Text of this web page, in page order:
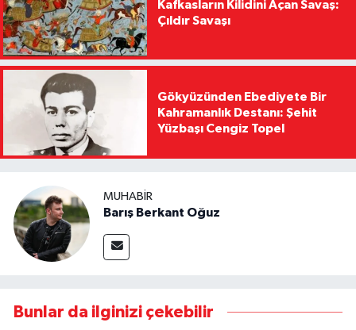
Kafkasların Kilidini Açan Savaş:
Çıldır Savaşı
Gökyüzünden Ebediyete Bir
Kahramanlık Destanı: Şehit
Yüzbaşı Cengiz Topel
MUHABIR
Barış Berkant Oğuz
Bunlar da ilginizi çekebilir